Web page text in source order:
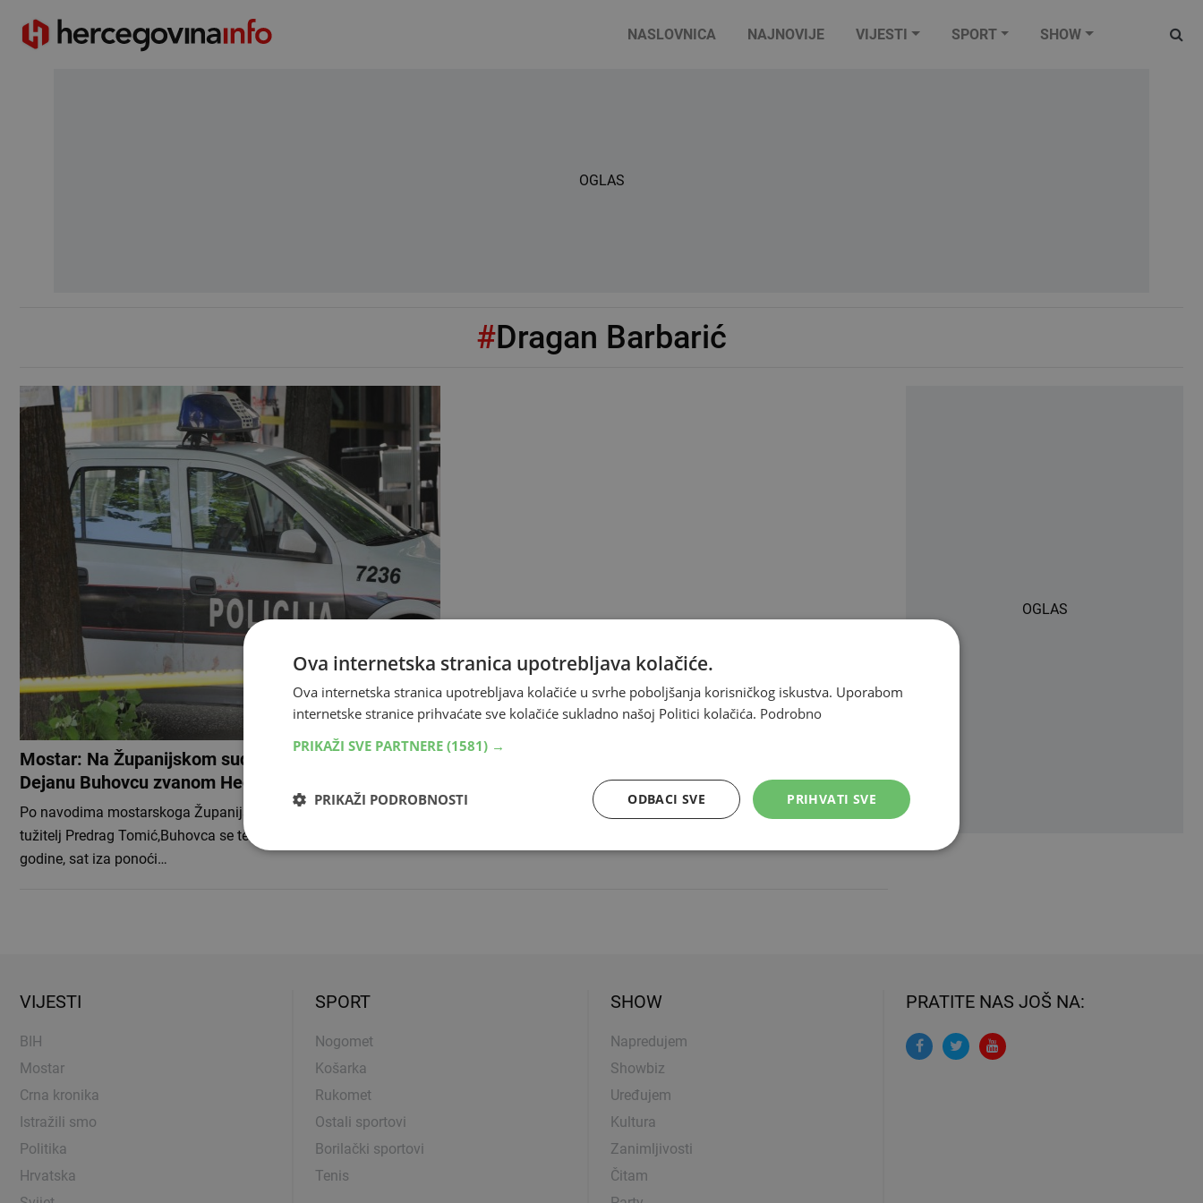
NASLOVNICA NAJNOVIJE VIJESTI SPORT SHOW
OGLAS
#Dragan Barbarić
Mostar: Na Županijskom sudu započelo suđenje
Dejanu Buhovcu zvanom Hecko (1981.)
Po navodima mostarskoga Županijskog tužiteljstva, koje zastupa
tužitelj Predrag Tomić,Buhovca se tereti da je 12. svibnja, ove
godine, sat iza ponoći…
OGLAS
VIJESTI
BIH
Mostar
Crna kronika
Istražili smo
Politika
Hrvatska
SPORT
Nogomet
Košarka
Rukomet
Ostali sportovi
Borilački sportovi
Tenis
SHOW
Napredujem
Showbiz
Uređujem
Kultura
Zanimljivosti
Čitam
PRATITE NAS JOŠ NA:
Ova internetska stranica upotrebljava kolačiće.
Ova internetska stranica upotrebljava kolačiće u svrhe poboljšanja korisničkog iskustva. Uporabom
internetske stranice prihvaćate sve kolačiće sukladno našoj Politici kolačića. Podrobno
PRIKAŽI SVE PARTNERE (1581) →
PRIHVATI SVE
ODBACI SVE
PRIKAŽI PODROBNOSTI